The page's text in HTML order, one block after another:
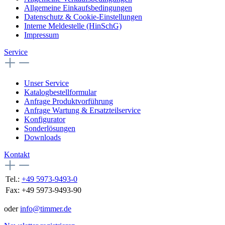
Allgemeine Einkaufsbedingungen
Datenschutz & Cookie-Einstellungen
Interne Meldestelle (HinSchG)
Impressum
Service
Unser Service
Katalogbestellformular
Anfrage Produktvorführung
Anfrage Wartung & Ersatzteilservice
Konfigurator
Sonderlösungen
Downloads
Kontakt
Tel.: +49 5973-9493-0
Fax: +49 5973-9493-90
oderinfo@timmer.de